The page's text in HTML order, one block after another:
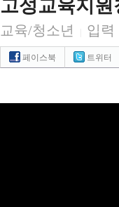
고성교육지
교육/청소년 입력
페이스북 트위터